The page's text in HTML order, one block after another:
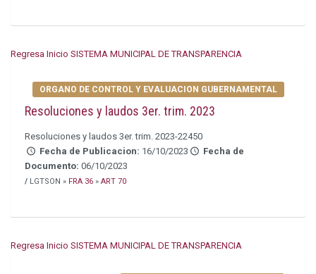
Regresa Inicio SISTEMA MUNICIPAL DE TRANSPARENCIA
ORGANO DE CONTROL Y EVALUACION GUBERNAMENTAL
Resoluciones y laudos 3er. trim. 2023
Resoluciones y laudos 3er. trim. 2023-22450
Fecha de Publicacion: 16/10/2023
Fecha de
Documento: 06/10/2023
/ LGTSON » FRA 36 » ART 70
Regresa Inicio SISTEMA MUNICIPAL DE TRANSPARENCIA